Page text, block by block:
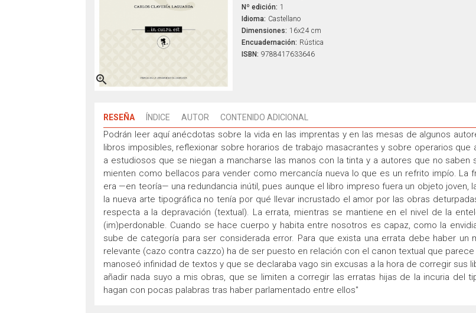

Nº edición: 1
Idioma: Castellano
Dimensiones: 16x24 cm
Encuadernación: Rústica
ISBN: 9788417633646
RESEÑA ÍNDICE AUTOR CONTENIDO ADICIONAL
Podrán leer aquí anécdotas sobre la vida en las imprentas y en las mesas de algunos
libros imposibles, reflexionar sobre horarios de trabajo masacrantes y sobre operarios
a estudiosos que se niegan a mancharse las manos con la tinta y a autores que no
mienten como bellacos para vender como mercancía nueva lo que es un refrito impío.
era —en teoría— una redundancia inútil, pues aunque el libro impreso fuera un objeto
la nueva arte tipográfica no tenía por qué llevar incrustado el amor por las obras
respecta a la depravación (textual). La errata, mientras se mantiene en el nivel de la
(im)perdonable. Cuando se hace cuerpo y habita entre nosotros es capaz, como la
sube de categoría para ser considerada error. Para que exista una errata debe haber un
relevante (cazo contra cazzo) ha de ser puesto en relación con el canon textual que
manoseó infinidad de textos y que se declaraba vago sin excusas a la hora de corregir
añadir nada suyo a mis obras, que se limiten a corregir las erratas hijas de la incuria del
hagan con pocas palabras tras haber parlamentado entre ellos"